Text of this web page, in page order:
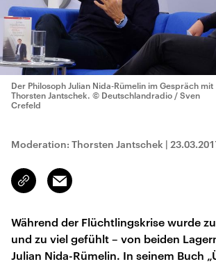
Der Philosoph Julian Nida-Rümelin im Gespräch mit
Thorsten Jantschek. © Deutschlandradio / Sven
Crefeld
Moderation: Thorsten Jantschek |
Link
kopieren/teilen
Email
Während der Flüchtlingskrise wurde
und zu viel gefühlt – von beiden
Julian Nida-Rümelin. In seinem Buch